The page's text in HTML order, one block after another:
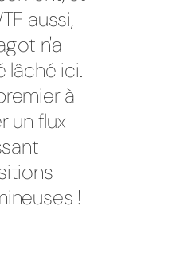
aussi,
n'a
lâché ici.
à
un flux
!